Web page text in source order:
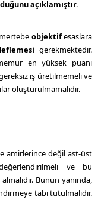
açıklamıştır.
objektifesaslara
gerekmektedir.
en yüksek puanı
gereksiz iş üretilmemeli ve
oluşturulmamalıdır.
amirlerince değil ast-üst
ve bu
Bunun yanında,
tabi tutulmalıdır.